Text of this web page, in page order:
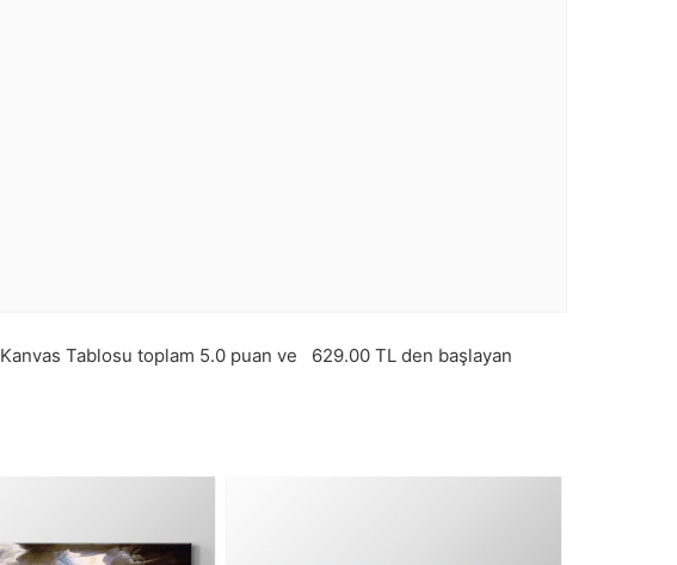
Kanvas Tablosu toplam 5.0 puan ve 629.00 TL den başlayan